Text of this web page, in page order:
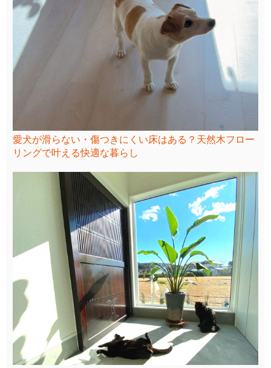
愛犬が滑らない・傷つきにくい床はある？天然木フロー
リングで叶える快適な暮らし